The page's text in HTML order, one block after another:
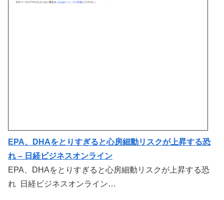
EPA、DHAをとりすぎると心房細動リスクが上昇する恐
れ – 日経ビジネスオンライン
EPA、DHAをとりすぎると心房細動リスクが上昇する恐
れ 日経ビジネスオンライン…